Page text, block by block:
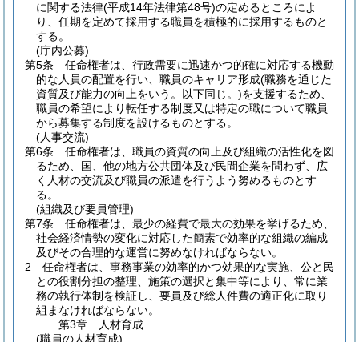
に関する法律(平成14年法律第48号)の定めるところによ
り、任期を定めて採用する職員を積極的に採用するものと
する。
(庁内公募)
第5条
任命権者は、行政需要に迅速かつ的確に対応する機動
的な人員の配置を行い、職員のキャリア形成(職務を通じた
資質及び能力の向上をいう。以下同じ。)を支援するため、
職員の希望により転任する制度又は特定の職について職員
から募集する制度を設けるものとする。
(人事交流)
第6条
任命権者は、職員の資質の向上及び組織の活性化を図
るため、国、他の地方公共団体及び民間企業を問わず、広
く人材の交流及び職員の派遣を行うよう努めるものとす
る。
(組織及び要員管理)
第7条
任命権者は、最少の経費で最大の効果を挙げるため、
社会経済情勢の変化に対応した簡素で効率的な組織の編成
及びその合理的な運営に努めなければならない。
2
任命権者は、事務事業の効率的かつ効果的な実施、公と民
との役割分担の整理、施策の選択と集中等により、常に業
務の執行体制を検証し、要員及び総人件費の適正化に取り
組まなければならない。
第3章
人材育成
(職員の人材育成)